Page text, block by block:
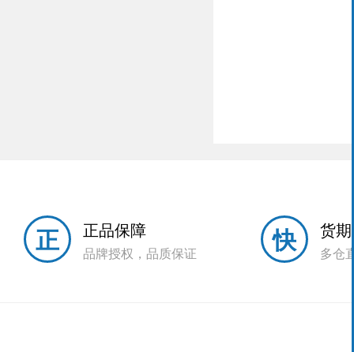
正 正品保障
品牌授权，品质保证 快 货
多仓